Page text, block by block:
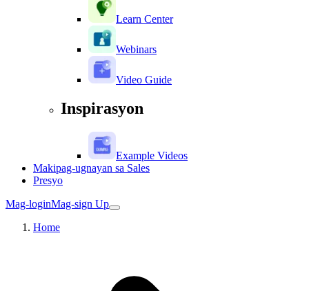
Learn Center
Webinars
Video Guide
Inspirasyon
Example Videos
Makipag-ugnayan sa Sales
Presyo
Mag-loginMag-sign Up
Home